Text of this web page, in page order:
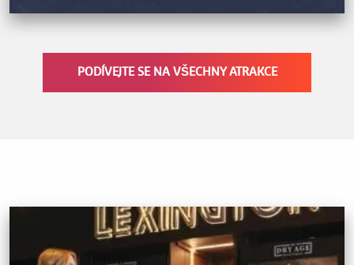
PODÍVEJTE SE NA VŠECHNY ATRAKCE